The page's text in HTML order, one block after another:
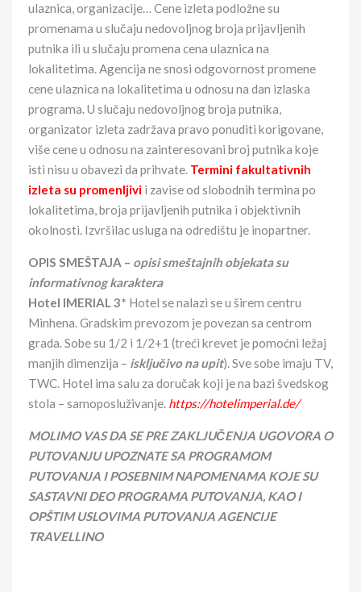
ulaznica, organizacije… Cene izleta podložne su
promenama u slučaju nedovoljnog broja prijavljenih
putnika ili u slučaju promena cena ulaznica na
lokalitetima. Agencija ne snosi odgovornost promene
cene ulaznica na lokalitetima u odnosu na dan izlaska
programa. U slučaju nedovoljnog broja putnika,
organizator izleta zadržava pravo ponuditi korigovane,
više cene u odnosu na zainteresovani broj putnika koje
isti nisu u obavezi da prihvate. Termini fakultativnih
izleta su promenljivi i zavise od slobodnih termina po
lokalitetima, broja prijavljenih putnika i objektivnih
okolnosti. Izvršilac usluga na odredištu je inopartner.
OPIS SMEŠTAJA – opisi smeštajnih objekata su
informativnog karaktera
Hotel IMERIAL 3* Hotel se nalazi se u širem centru
Minhena. Gradskim prevozom je povezan sa centrom
grada. Sobe su 1/2 i 1/2+1 (treći krevet je pomoćni ležaj
manjih dimenzija – isključivo na upit). Sve sobe imaju TV,
TWC. Hotel ima salu za doručak koji je na bazi švedskog
stola – samoposluživanje. https://hotelimperial.de/
MOLIMO VAS DA SE PRE ZAKLJUČENJA UGOVORA O
PUTOVANJU UPOZNATE SA PROGRAMOM
PUTOVANJA I POSEBNIM NAPOMENAMA KOJE SU
SASTAVNI DEO PROGRAMA PUTOVANJA, KAO I
OPŠTIM USLOVIMA PUTOVANJA AGENCIJE
TRAVELLINO